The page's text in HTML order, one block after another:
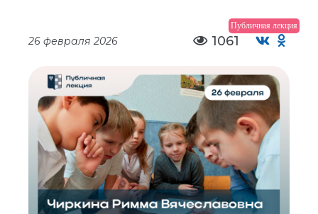
Публичная лекция
26 февраля 2026 1061